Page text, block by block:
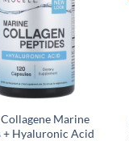
d’envies
Marine
+ Hyaluronic Acid